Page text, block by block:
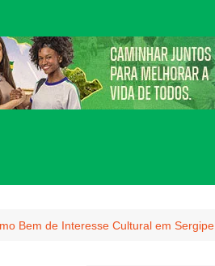
Bem de Interesse Cultural em Sergipe